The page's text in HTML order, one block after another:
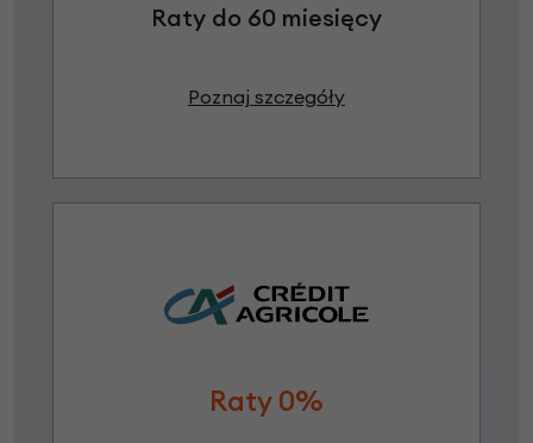
Raty do 60 miesięcy
Poznaj szczegóły
Raty 0%